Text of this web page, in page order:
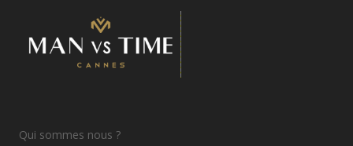
Qui sommes nous ?